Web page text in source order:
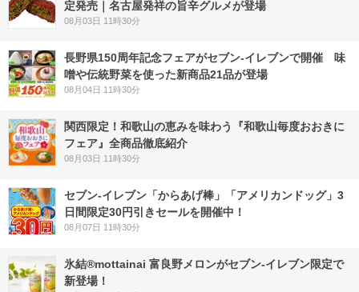
定発売｜名古屋発祥の旨辛グルメが登場
08月03日 11時30分
長野県150周年記念フェアがセブン-イレブンで開催 味
噌や伝統野菜を使った新商品21品が登場
08月04日 11時30分
関西限定！和歌山の恵みを味わう『和歌山毎度おおきに
フェア』全商品徹底紹介
08月03日 11時30分
セブン‐イレブン「からあげ棒」「アメリカンドッグ」3
日間限定30円引きセールを開催中！
08月07日 11時30分
氷結®mottainai 富良野メロンがセブン‐イレブン限定で
新登場！